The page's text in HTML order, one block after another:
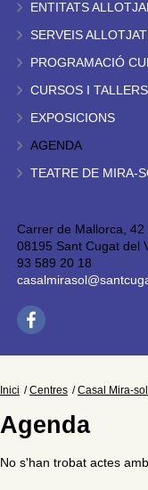
ENTITATS
SERVEIS
PROGRAMACIÓ
CURSOS I TALLERS
EXPOSICIONS
AGENDA
TEATRE DE MIRA-
Carrer de Mallorca, 42
08195 Sant Cugat del
93 589 20 18
Inici Centres Casal Mira-sol
Agenda
No s'han trobat actes